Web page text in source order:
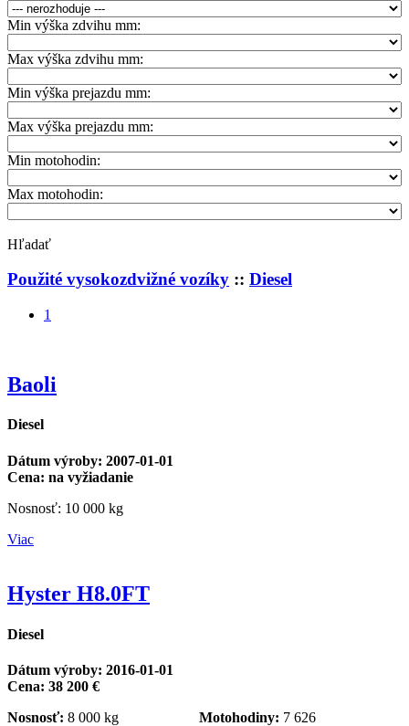
Min výška zdvihu mm:
Max výška zdvihu mm:
Min výška prejazdu mm:
Max výška prejazdu mm:
Min motohodin:
Max motohodin:
Hľadať
Použité vysokozdvižné vozíky :: Diesel
1
Baoli
Diesel
Dátum výroby: 2007-01-01
Cena: na vyžiadanie
Nosnosť: 10 000 kg
Viac
Hyster H8.0FT
Diesel
Dátum výroby: 2016-01-01
Cena: 38 200 €
Nosnosť: 8 000 kg Motohodiny: 7 626